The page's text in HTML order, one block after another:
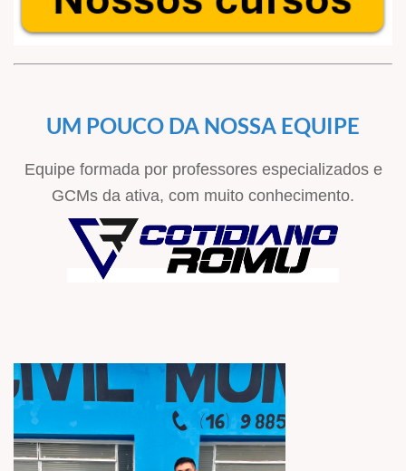
UM POUCO DA NOSSA EQUIPE
Equipe formada por professores especializados e
GCMs da ativa, com muito conhecimento.